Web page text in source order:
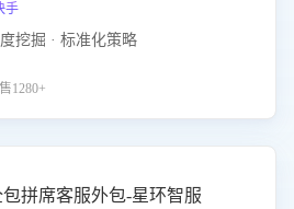
挖掘 · 标准化策略
1280+
拼席客服外包-星环智服